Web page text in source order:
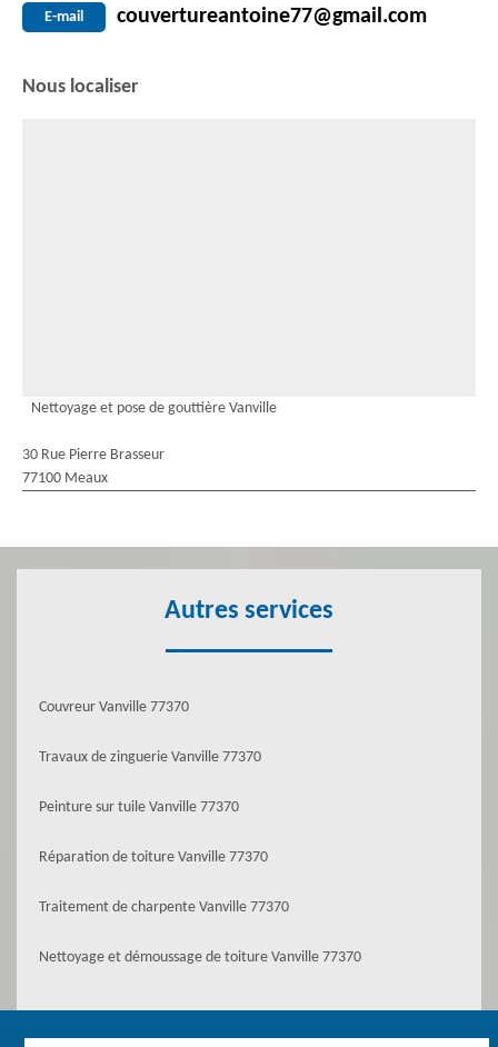
E-mail couvertureantoine77@gmail.com
Nous localiser
Nettoyage et pose de gouttière Vanville
30 Rue Pierre Brasseur
77100 Meaux
Autres services
Couvreur Vanville 77370
Travaux de zinguerie Vanville 77370
Peinture sur tuile Vanville 77370
Réparation de toiture Vanville 77370
Traitement de charpente Vanville 77370
Nettoyage et démoussage de toiture Vanville 77370